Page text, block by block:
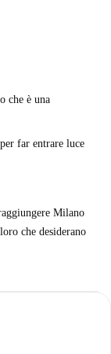
a piedi
attrazioni
Bicocca, la Bicocca
vicinanze
di locali di
che è una
far entrare luce
Milano
che desiderano